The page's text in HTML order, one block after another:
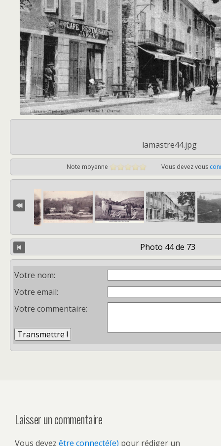
lamastre44.jpg
Note moyenne Vous devez vous
Photo 44 de 73
Votre nom:
Votre email:
Votre commentaire:
Laisser un commentaire
Vous devez être connecté(e) pour rédiger un